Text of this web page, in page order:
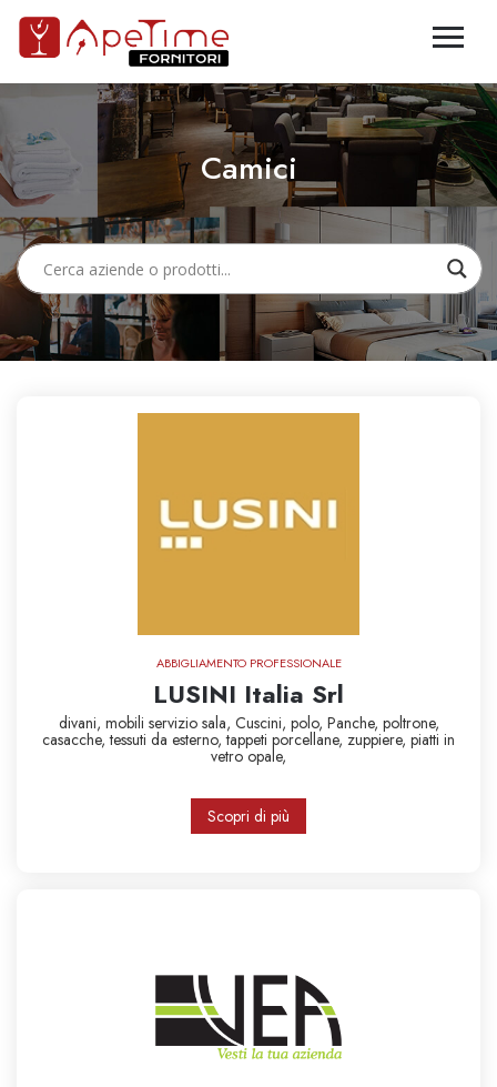
Camici
ABBIGLIAMENTO PROFESSIONALE
LUSINI Italia Srl
divani, mobili servizio sala, Cuscini, polo, Panche, poltrone,
casacche,tessuti da esterno,tappeti porcellane, zuppiere, piatti in
vetro opale,
Scopri di più